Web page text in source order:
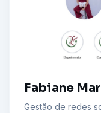
Fabiane
Gestão de redes